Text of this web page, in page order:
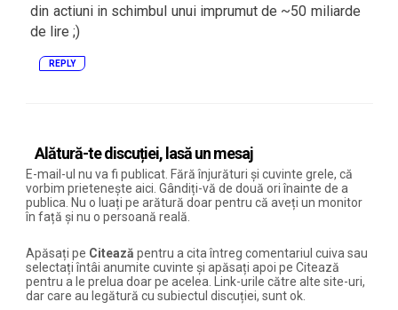
din actiuni in schimbul unui imprumut de ~50 miliarde
de lire ;)
REPLY
Alătură-te discuției, lasă un mesaj
E-mail-ul nu va fi publicat. Fără înjurături și cuvinte grele, că
vorbim prietenește aici. Gândiți-vă de două ori înainte de a
publica. Nu o luați pe arătură doar pentru că aveți un monitor
în față și nu o persoană reală.
Apăsați pe Citează pentru a cita întreg comentariul cuiva sau
selectați întâi anumite cuvinte și apăsați apoi pe Citează
pentru a le prelua doar pe acelea. Link-urile către alte site-uri,
dar care au legătură cu subiectul discuției, sunt ok.